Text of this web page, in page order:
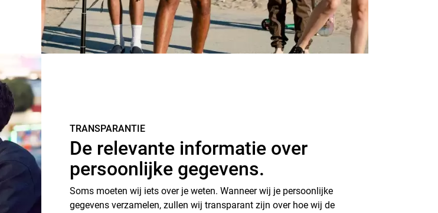
TRANSPARANTIE
De relevante informatie over
persoonlijke gegevens.
Soms moeten wij iets over je weten. Wanneer wij je persoonlijke
gegevens verzamelen, zullen wij transparant zijn over hoe wij de